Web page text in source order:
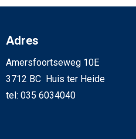
Adres
Amersfoortseweg 10E
3712 BC Huis ter Heide
tel: 035 6034040